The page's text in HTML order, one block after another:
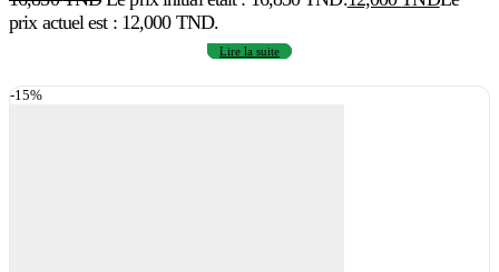
prix actuel est : 12,000 TND.
Lire la suite
-15%